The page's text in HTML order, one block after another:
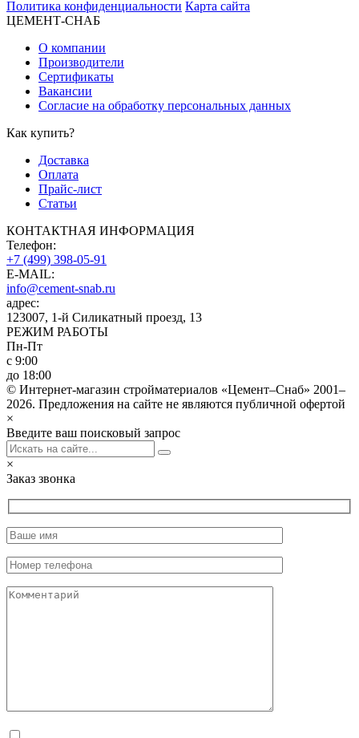
Политика конфиденциальности Карта сайта
ЦЕМЕНТ-СНАБ
О компании
Производители
Сертификаты
Вакансии
Согласие на обработку персональных данных
Как купить?
Доставка
Оплата
Прайс-лист
Статьи
КОНТАКТНАЯ ИНФОРМАЦИЯ
Телефон:
+7 (499) 398-05-91
E-MAIL:
info@cement-snab.ru
адрес:
123007, 1-й Силикатный проезд, 13
РЕЖИМ РАБОТЫ
Пн-Пт
с 9:00
до 18:00
© Интернет-магазин стройматериалов «Цемент–Снаб» 2001–
2026. Предложения на сайте не являются публичной офертой
×
Введите ваш поисковый запрос
×
Заказ звонка